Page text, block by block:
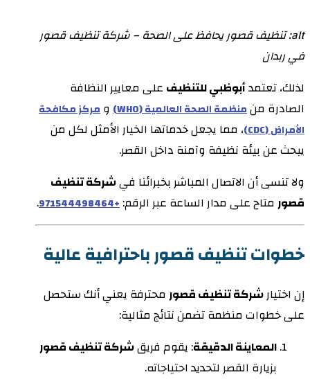
alt: تنظيف قصور يحافظ على الصحة – شركة تنظيف قصور
في ربدان
لذلك، تعتمدأبوظبي للتنظيف على معايير النظافة
الصادرة منمنظمة الصحة العالمية (WHO) ومركز مكافحة
الأمراض (CDC)
، مما يجعل خدماتها الخيار الأمثل لكل من
يبحث عن بيئة نظيفة وآمنة داخل القصر.
ولا تنسى أن الاتصال المباشر بخبرائنا فيشركة تنظيف
قصور متاح على مدار الساعة عبر الرقم:+971544498464
.
خطوات تنظيف قصور باحترافية عالية
إن اختيارشركة تنظيف قصور محترفة يعني أنك ستحصل
على خطوات منظمة تضمن نتائج مثالية:
المعاينة الدقيقة: يقوم فريقشركة تنظيف قصور
بزيارة القصر لتحديد احتياجاته.